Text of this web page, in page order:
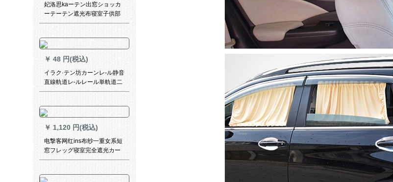
妃洛思kaーテン出窓ショッカ
ーテーテン遮光布寝室子供部
屋遮光カーターターターラッ
メトルトルトル×2メ-トルの高
さ一枚
￥ 48 円(税込)
イラク·テン坊カーンレ-ル静音
直線軌道レ-ルレール単軌道二
重軌道ナノ静音直軌道上突装
￥ 1,120 円(税込)
电撃客网红ins布纱一重女系短
窓フレッグ寝室完全遮光カー
リングベル